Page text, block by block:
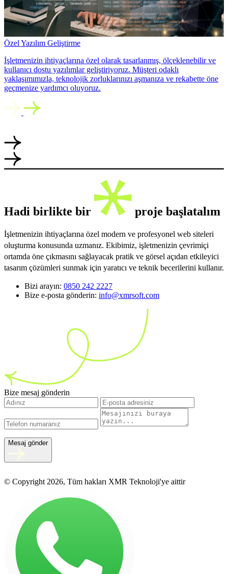
Özel Yazılım Geliştirme
İşletmenizin ihtiyaçlarına özel olarak tasarlanmış, ölçeklenebilir ve
kullanıcı dostu yazılımlar geliştiriyoruz. Müşteri odaklı
yaklaşımımızla, teknolojik zorluklarınızı aşmanıza ve rekabette öne
geçmenize yardımcı oluyoruz.
Hadi birlikte bir proje başlatalım
İşletmenizin ihtiyaçlarına özel modern ve profesyonel web siteleri
oluşturma konusunda uzmanız. Ekibimiz, işletmenizin çevrimiçi
ortamda öne çıkmasını sağlayacak pratik ve görsel açıdan etkileyici
tasarım çözümleri sunmak için yaratıcı ve teknik becerilerini kullanır.
Bizi arayın: 0850 242 2227
Bize e-posta gönderin: info@xmrsoft.com
Bize mesaj gönderin
Mesaj gönder
© Copyright 2026, Tüm hakları XMR Teknoloji'ye aittir